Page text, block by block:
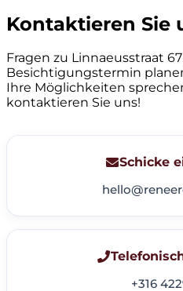
Kontaktieren Sie
Fragen zu Linnaeusstraat
Besichtigungstermin
Ihre Möglichkeiten
kontaktieren Sie uns!
Schicke
+316